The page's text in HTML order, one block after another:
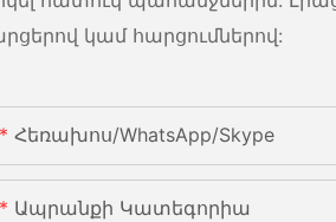
կամ հարցումներով:
Հեռախոս/whatsApp/skype
Ապրանքի Կատեգորիա